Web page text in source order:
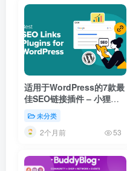
适用于WordPress的7款最
佳SEO链接插件 – 小狸建
未分类
2个月前 53